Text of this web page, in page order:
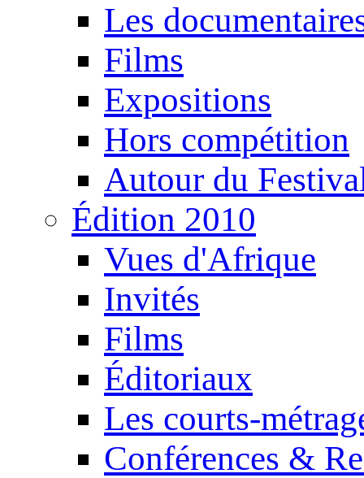
Les
Films
Expositions
Hors compétition
Autour du
Édition 2010
Vues d'Afrique
Invités
Films
Éditoriaux
Les courts-
Conférences &